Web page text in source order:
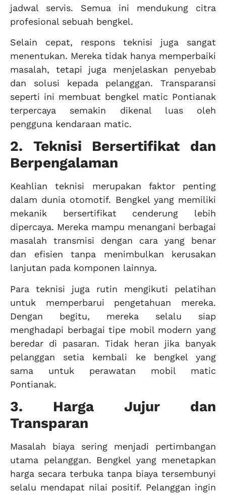
jadwal servis. Semua ini mendukung citra
profesional sebuah bengkel.
Selain cepat, respons teknisi juga sangat
menentukan. Mereka tidak hanya memperbaiki
masalah, tetapi juga menjelaskan penyebab
dan solusi kepada pelanggan. Transparansi
seperti ini membuat bengkel matic Pontianak
terpercaya semakin dikenal luas oleh
pengguna kendaraan matic.
2. Teknisi Bersertifikat dan
Berpengalaman
Keahlian teknisi merupakan faktor penting
dalam dunia otomotif. Bengkel yang memiliki
mekanik bersertifikat cenderung lebih
dipercaya. Mereka mampu menangani berbagai
masalah transmisi dengan cara yang benar
dan efisien tanpa menimbulkan kerusakan
lanjutan pada komponen lainnya.
Para teknisi juga rutin mengikuti pelatihan
untuk memperbarui pengetahuan mereka.
Dengan begitu, mereka selalu siap
menghadapi berbagai tipe mobil modern yang
beredar di pasaran. Tidak heran jika banyak
pelanggan setia kembali ke bengkel yang
sama untuk perawatan mobil matic
Pontianak.
3. Harga Jujur dan
Transparan
Masalah biaya sering menjadi pertimbangan
utama pelanggan. Bengkel yang menetapkan
harga secara terbuka tanpa biaya tersembunyi
selalu mendapat nilai positif. Pelanggan ingin